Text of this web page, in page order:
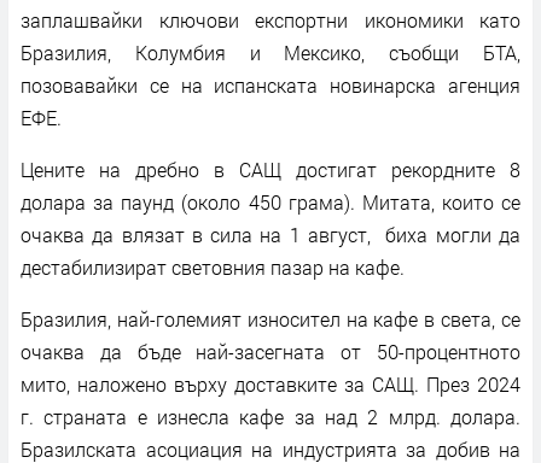
заплашвайки ключови експортни икономики като
Бразилия, Колумбия и Мексико, съобщи БТА,
позовавайки се на испанската новинарска агенция
ЕФЕ.
Цените на дребно в САЩ достигат рекордните 8
долара за паунд (около 450 грама). Митата, които се
очаква да влязат в сила на 1 август, биха могли да
дестабилизират световния пазар на кафе.
Бразилия, най-големият износител на кафе в света, се
очаква да бъде най-засегната от 50-процентното
мито, наложено върху доставките за САЩ. През 2024
г. страната е изнесла кафе за над 2 млрд. долара.
Бразилската асоциация на индустрията за добив на